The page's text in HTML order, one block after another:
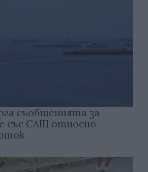
съобщенията за
със САЩ относно